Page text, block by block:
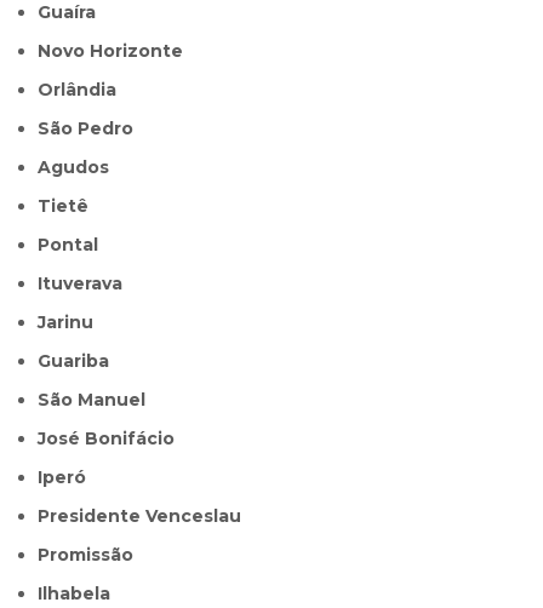
Guaíra
Novo Horizonte
Orlândia
São Pedro
Agudos
Tietê
Pontal
Ituverava
Jarinu
Guariba
São Manuel
José Bonifácio
Iperó
Presidente Venceslau
Promissão
Ilhabela